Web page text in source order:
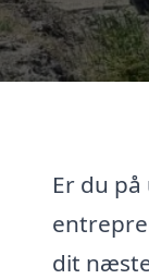
Er du
dit